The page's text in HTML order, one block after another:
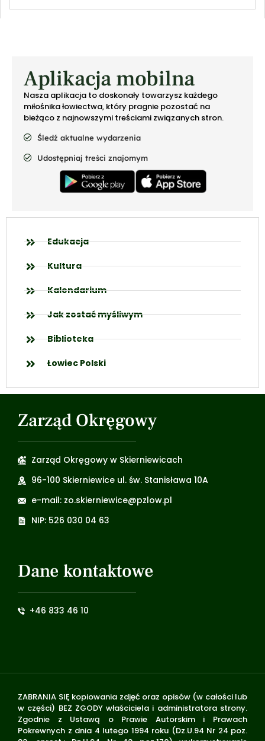
Aplikacja mobilna
Nasza aplikacja to doskonały towarzysz każdego
miłośnika łowiectwa, który pragnie pozostać na
bieżąco z najnowszymi treściami związanych stron.
Śledź aktualne wydarzenia
Udostępniaj treści znajomym
Edukacja
Kultura
Kalendarium
Jak zostać myśliwym
Biblioteka
Łowiec Polski
Zarząd Okręgowy
Zarząd Okręgowy w Skierniewicach
96-100 Skierniewice ul. św. Stanisława 10A
e-mail: zo.skierniewice@pzlow.pl
NIP: 526 030 04 63
Dane kontaktowe
+46 833 46 10
ZABRANIA SIĘ kopiowania zdjęć oraz opisów (w całości lub
w części) BEZ ZGODY właściciela i administratora strony.
Zgodnie z Ustawą o Prawie Autorskim i Prawach
Pokrewnych z dnia 4 lutego 1994 roku (Dz.U.94 Nr 24 poz.